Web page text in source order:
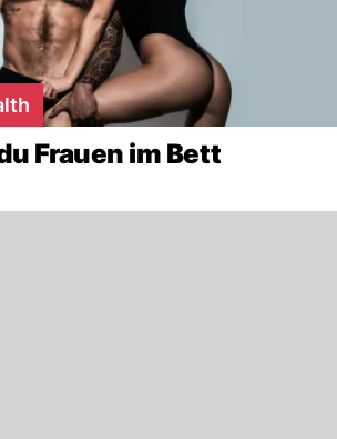
Frauen im Bett